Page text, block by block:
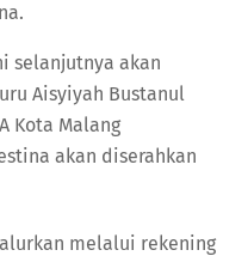
selanjutnya akan
Aisyiyah Bustanul
Kota Malang
akan diserahkan
melalui rekening